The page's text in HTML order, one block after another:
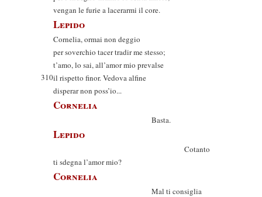
vengan le furie a lacerarmi il core.
Lepido
Cornelia, ormai non deggio
per soverchio tacer tradir me stesso;
t’amo, lo sai, all’amor mio prevalse
310il rispetto finor. Vedova alfine
disperar non poss’io...
Cornelia
Basta.
Lepido
Cotanto
ti sdegna l’amor mio?
Cornelia
Mal ti consiglia